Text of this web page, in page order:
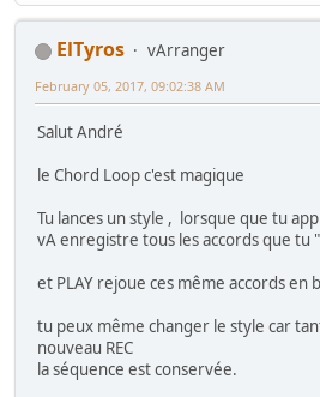
ElTyros
vArranger
February 05, 2017, 09:02:38 AM
Salut André
le Chord Loop c'est magique
Tu lances un style , lorsque que tu
vA enregistre tous les accords que tu
et PLAY rejoue ces même accords en
tu peux même changer le style car
nouveau REC
la séquence est conservée.